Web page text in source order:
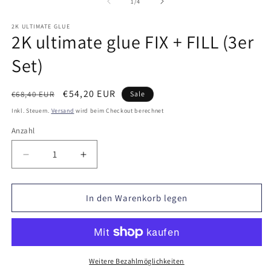
2K ULTIMATE GLUE
2K ultimate glue FIX + FILL (3er
Set)
Normaler
Preis
€68,40 EUR Verkaufspreis
€54,20 EUR Sale
Inkl. Steuern. Versand wird beim Checkout berechnet
Anzahl
Verringere
die
Menge
2K
FIX
Erhöhe
die
Menge
für
2K
ultimate
glue
FIX
In den Warenkorb legen
Weitere Bezahlmöglichkeiten